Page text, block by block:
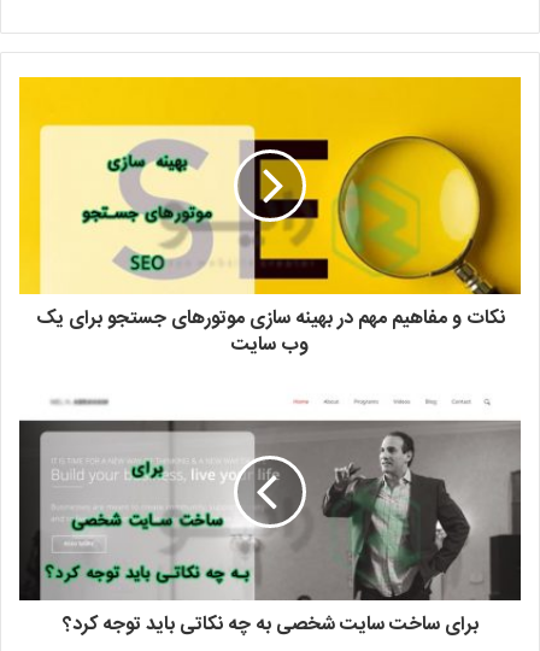
نکات و مفاهیم مهم در بهینه سازی موتورهای جستجو برای یک
وب سایت
برای ساخت سایت شخصی به چه نکاتی باید توجه کرد؟